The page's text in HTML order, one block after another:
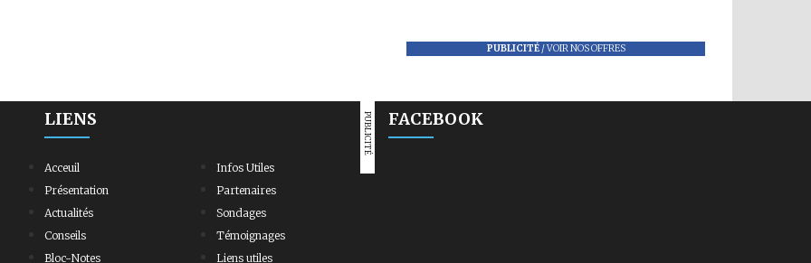
PUBLICITÉ/VOIR NOS OFFRES
PUBLICITÉ
LIENS
Acceuil
Présentation
Actualités
Conseils
Bloc-Notes
Infos Utiles
Partenaires
Sondages
Témoignages
Liens utiles
FACEBOOK